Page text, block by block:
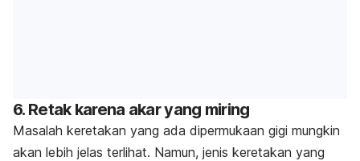
6. Retak karena akar yang miring
Masalah keretakan yang ada dipermukaan gigi mungkin
akan lebih jelas terlihat. Namun, jenis keretakan yang